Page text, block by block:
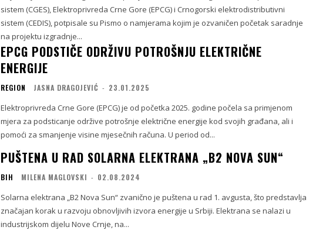
sistem (CGES), Elektroprivreda Crne Gore (EPCG) i Crnogorski elektrodistributivni
sistem (CEDIS), potpisale su Pismo o namjerama kojim je ozvaničen početak saradnje
na projektu izgradnje...
EPCG PODSTIČE ODRŽIVU POTROŠNJU ELEKTRIČNE
ENERGIJE
REGION JASNA DRAGOJEVIĆ - 23.01.2025
Elektroprivreda Crne Gore (EPCG) je od početka 2025. godine počela sa primjenom
mjera za podsticanje održive potrošnje električne energije kod svojih građana, ali i
pomoći za smanjenje visine mjesečnih računa. U period od...
PUŠTENA U RAD SOLARNA ELEKTRANA „B2 NOVA SUN“
BIH MILENA MAGLOVSKI - 02.08.2024
Solarna elektrana „B2 Nova Sun“ zvanično je puštena u rad 1. avgusta, što predstavlja
značajan korak u razvoju obnovljivih izvora energije u Srbiji. Elektrana se nalazi u
industrijskom dijelu Nove Crnje, na...